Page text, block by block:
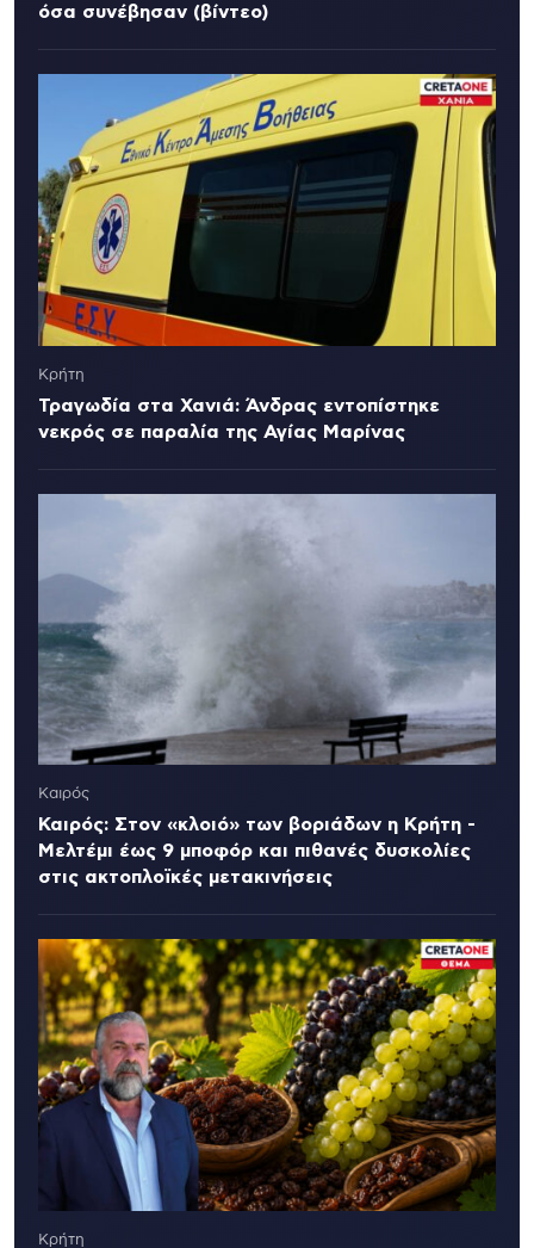
όσα συνέβησαν (βίντεο)
Κρήτη
Τραγωδία στα Χανιά: Άνδρας εντοπίστηκε
νεκρός σε παραλία της Αγίας Μαρίνας
Καιρός
Καιρός: Στον «κλοιό» των βοριάδων η Κρήτη -
Μελτέμι έως 9 μποφόρ και πιθανές δυσκολίες
στις ακτοπλοϊκές μετακινήσεις
Κρήτη